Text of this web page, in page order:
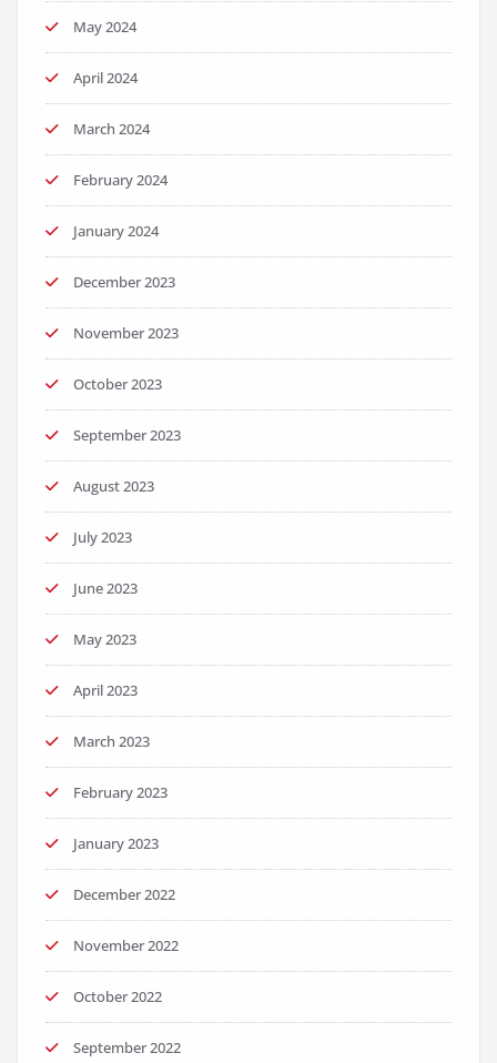
May 2024
April 2024
March 2024
February 2024
January 2024
December 2023
November 2023
October 2023
September 2023
August 2023
July 2023
June 2023
May 2023
April 2023
March 2023
February 2023
January 2023
December 2022
November 2022
October 2022
September 2022